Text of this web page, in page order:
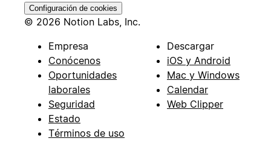
Configuración de cookies
© 2026 Notion Labs, Inc.
Empresa
Conócenos
Oportunidades
laborales
Seguridad
Estado
Términos de uso
Descargar
iOS y Android
Mac y Windows
Calendar
Web Clipper